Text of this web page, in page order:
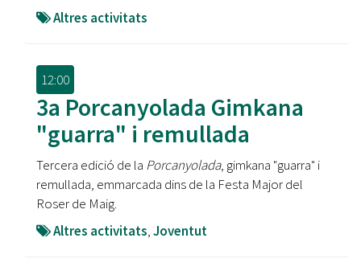
Altres activitats
12:00
3a Porcanyolada Gimkana
"guarra" i remullada
Tercera edició de la Porcanyolada, gimkana "guarra" i
remullada, emmarcada dins de la Festa Major del
Roser de Maig.
Altres activitats,Joventut